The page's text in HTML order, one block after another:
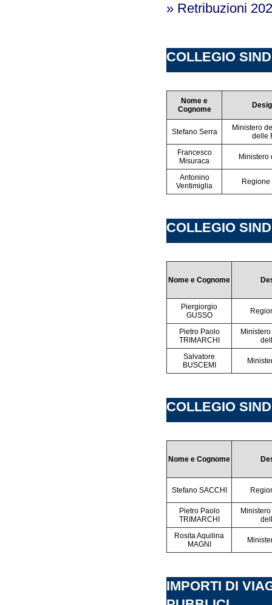
» Retribuzioni
COLLEGIO
Nome e
Cognome
Stefano Serra
Ministero
delle
Francesco
Misuraca
Ministero
Antonino
Ventimiglia
COLLEGIO
Nome e Cognome
Piergiorgio
GUSSO
Pietro Paolo
TRIMARCHI
Salvatore
BUSCEMI
COLLEGIO
Nome e Cognome
Stefano SACCHI
Pietro Paolo
TRIMARCHI
Rosita Aquilina
MAGNI
IMPORTI DI